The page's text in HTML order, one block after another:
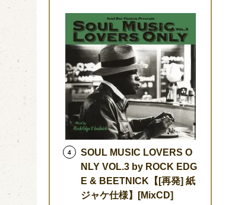
4
SOUL MUSIC LOVERS O
NLY VOL.3 by ROCK EDG
E & BEETNICK【[再発] 紙
ジャケ仕様】[MixCD]